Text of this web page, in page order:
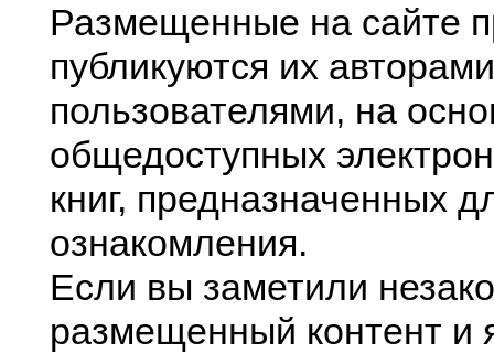
Размещенные на сайте
публикуются их
пользователями, на
общедоступных
книг, предназначенных
ознакомления.
Если вы заметили
размещенный контент и